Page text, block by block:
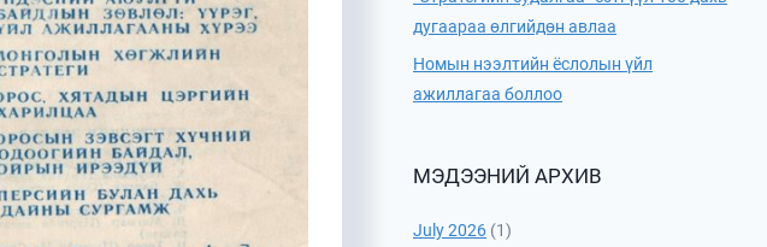
дугаараа өлгийдөн авлаа
Номын нээлтийн ёслолын үйл
ажиллагаа боллоо
МЭДЭЭНИЙ АРХИВ
July 2026 (1)